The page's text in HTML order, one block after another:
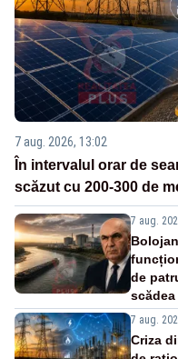
7 aug. 2026, 13:02
În intervalul orar de
scăzut cu 200-300 de
7 aug.
de
scădea
7 aug.
Criza